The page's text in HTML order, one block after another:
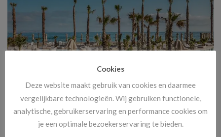
Black Friday Vakanties 2025: alle deals, kortingen en tips
goedkope tv’s en nieuwe gadgets. [...]
Cookies
Deze website maakt gebruik van cookies en daarmee
vergelijkbare technologieën. Wij gebruiken functionele,
analytische, gebruikerservaring en performance cookies om
je een optimale bezoekerservaring te bieden.